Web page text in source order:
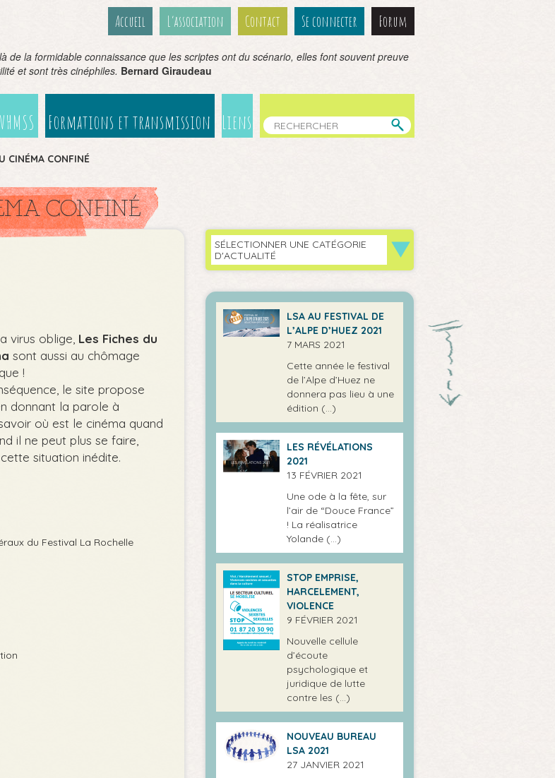
Accueil L’association Contact Se connecter Forum
de la formidable connaissance que les scriptes ont du scénario, elles font souvent preuve
et sont très cinéphiles. Bernard Giraudeau
Formations et transmission Liens
CINÉMA CONFINÉ
CONFINÉ
virus oblige, Les Fiches du
sont aussi au chômage
!
le site propose
donnant la parole à
où est le cinéma quand
il ne peut plus se faire,
situation inédite.
du Festival La Rochelle
SÉLECTIONNER UNE CATÉGORIE
D'ACTUALITÉ
LSA AU FESTIVAL DE
L’ALPE D’HUEZ 2021
7 MARS 2021
Cette année le festival
de l’Alpe d’Huez ne
donnera pas lieu à une
édition (…)
LES RÉVÉLATIONS
2021
13 FÉVRIER 2021
Une ode à la fête, sur
l’air de “Douce France”
! La réalisatrice
Yolande (…)
STOP EMPRISE,
HARCELEMENT,
VIOLENCE
9 FÉVRIER 2021
Nouvelle cellule
d’écoute
psychologique et
juridique de lutte
contre les (…)
NOUVEAU BUREAU
LSA 2021
27 JANVIER 2021